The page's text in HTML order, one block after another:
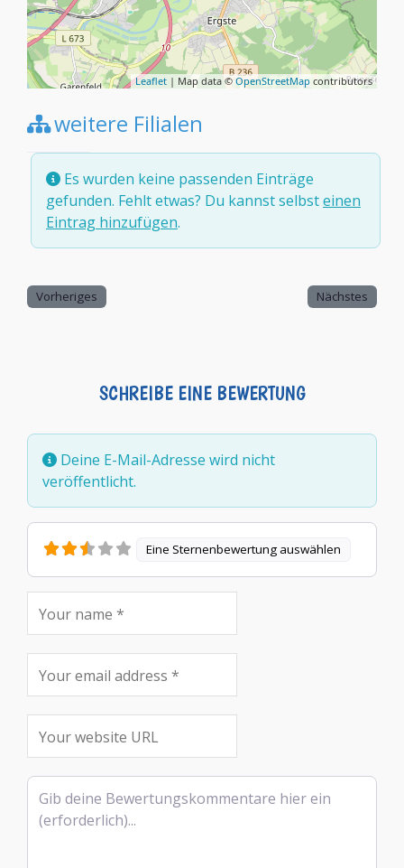
Leaflet | Map data © OpenStreetMap contributors
weitere Filialen
Es wurden keine passenden Einträge
gefunden. Fehlt etwas? Du kannst selbsteinen
Eintrag hinzufügen.
Vorheriges Nächstes
SCHREIBE EINE BEWERTUNG
Deine E-Mail-Adresse wird nicht
veröffentlicht.
Eine Sternenbewertung auswählen
Rezensionstext